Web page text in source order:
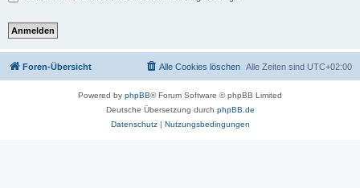
Foren-Übersicht Alle Zeiten sind UTC+02:00
Alle Cookies löschen
Powered by phpBB® Forum Software © phpBB Limited
Deutsche Übersetzung durch phpBB.de
Datenschutz| Nutzungsbedingungen